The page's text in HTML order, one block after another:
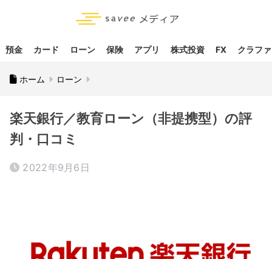
預金 カード ローン 保険 アプリ 株式投資 FX クラフ
ホーム ローン
楽天銀行／教育ローン（非提携型）の評
判・口コミ
2022年9月6日